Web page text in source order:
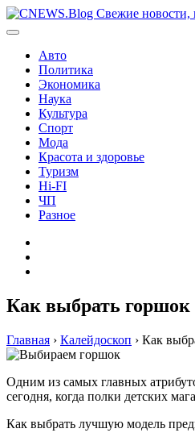
Перейти
к
Авто
Политика
Экономика
Наука
Культура
Спорт
Мода
Красота и здоровье
Туризм
Hi-FI
ЧП
Разное
Как выбрать горшок
Главная › Калейдоскоп › Как
Одним из самых главных
сегодня, когда полки детских
Как выбрать лучшую модель